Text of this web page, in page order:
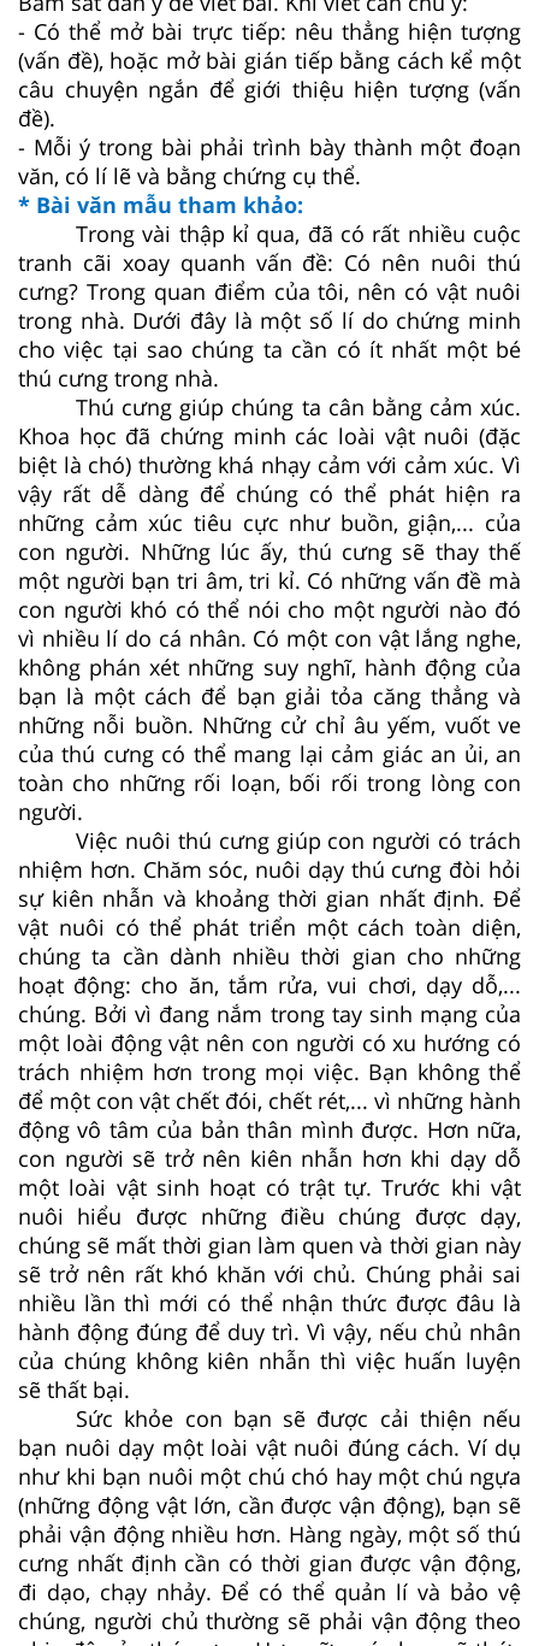
- Có thể mở bài trực tiếp: nêu thẳng hiện tượng
(vấn đề), hoặc mở bài gián tiếp bằng cách kể một
câu chuyện ngắn để giới thiệu hiện tượng (vấn
đề).
- Mỗi ý trong bài phải trình bày thành một đoạn
văn, có lí lẽ và bằng chứng cụ thể.
* Bài văn mẫu tham khảo:
Trong vài thập kỉ qua, đã có rất nhiều cuộc
tranh cãi xoay quanh vấn đề: Có nên nuôi thú
cưng? Trong quan điểm của tôi, nên có vật nuôi
trong nhà. Dưới đây là một số lí do chứng minh
cho việc tại sao chúng ta cần có ít nhất một bé
thú cưng trong nhà.
Thú cưng giúp chúng ta cân bằng cảm xúc.
Khoa học đã chứng minh các loài vật nuôi (đặc
biệt là chó) thường khá nhạy cảm với cảm xúc. Vì
vậy rất dễ dàng để chúng có thể phát hiện ra
những cảm xúc tiêu cực như buồn, giận,... của
con người. Những lúc ấy, thú cưng sẽ thay thế
một người bạn tri âm, tri kỉ. Có những vấn đề mà
con người khó có thể nói cho một người nào đó
vì nhiều lí do cá nhân. Có một con vật lắng nghe,
không phán xét những suy nghĩ, hành động của
bạn là một cách để bạn giải tỏa căng thẳng và
những nỗi buồn. Những cử chỉ âu yếm, vuốt ve
của thú cưng có thể mang lại cảm giác an ủi, an
toàn cho những rối loạn, bối rối trong lòng con
người.
Việc nuôi thú cưng giúp con người có trách
nhiệm hơn. Chăm sóc, nuôi dạy thú cưng đòi hỏi
sự kiên nhẫn và khoảng thời gian nhất định. Để
vật nuôi có thể phát triển một cách toàn diện,
chúng ta cần dành nhiều thời gian cho những
hoạt động: cho ăn, tắm rửa, vui chơi, dạy dỗ,...
chúng. Bởi vì đang nắm trong tay sinh mạng của
một loài động vật nên con người có xu hướng có
trách nhiệm hơn trong mọi việc. Bạn không thể
để một con vật chết đói, chết rét,... vì những hành
động vô tâm của bản thân mình được. Hơn nữa,
con người sẽ trở nên kiên nhẫn hơn khi dạy dỗ
một loài vật sinh hoạt có trật tự. Trước khi vật
nuôi hiểu được những điều chúng được dạy,
chúng sẽ mất thời gian làm quen và thời gian này
sẽ trở nên rất khó khăn với chủ. Chúng phải sai
nhiều lần thì mới có thể nhận thức được đâu là
hành động đúng để duy trì. Vì vậy, nếu chủ nhân
của chúng không kiên nhẫn thì việc huấn luyện
sẽ thất bại.
Sức khỏe con bạn sẽ được cải thiện nếu
bạn nuôi dạy một loài vật nuôi đúng cách. Ví dụ
như khi bạn nuôi một chú chó hay một chú ngựa
(những động vật lớn, cần được vận động), bạn sẽ
phải vận động nhiều hơn. Hàng ngày, một số thú
cưng nhất định cần có thời gian được vận động,
đi dạo, chạy nhảy. Để có thể quản lí và bảo vệ
chúng, người chủ thường sẽ phải vận động theo